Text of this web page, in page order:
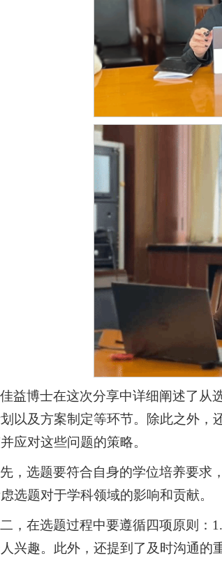
益博士在这次分享中详细阐述了从
以及方案制定等环节。除此之外，
应对这些问题的策略。
，选题要符合自身的学位培养要求
选题对于学科领域的影响和贡献。
，在选题过程中要遵循四项原则：
兴趣。此外，还提到了及时沟通的